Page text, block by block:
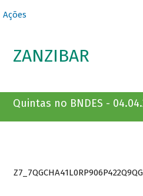
Ações
ZANZIBAR
Quintas no BNDES -